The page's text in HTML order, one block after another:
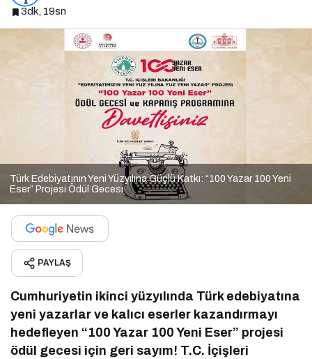
3dk, 19sn
Türk Edebiyatının Yeni Yüzyılına Güçlü Katkı: “100 Yazar 100 Yeni
Eser” Projesi Ödül Gecesi
PAYLAŞ
Cumhuriyetin ikinci yüzyılında Türk edebiyatına
yeni yazarlar ve kalıcı eserler kazandırmayı
hedefleyen “100 Yazar 100 Yeni Eser” projesi
ödül gecesi için geri sayım! T.C. İçişleri